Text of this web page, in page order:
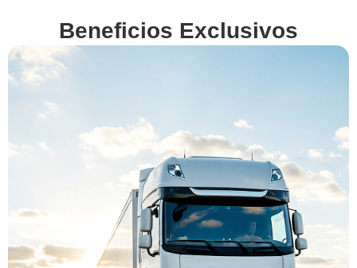
Beneficios Exclusivos
En
VenderMiCamion.com
vida más fácil. Por eso,
además de ofrecerte la
mejor tasación,
obligaciones legales
de la venta. Descubre
nuestros beneficios
exclusivos y vende tu